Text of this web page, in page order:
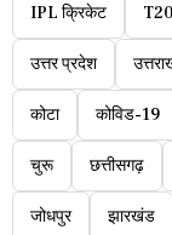
IPL क्रिकेट
उत्तर प्रदेश
कोटा कोविड-19
चुरू छत्तीसगढ़
जोधपुर झारखंड